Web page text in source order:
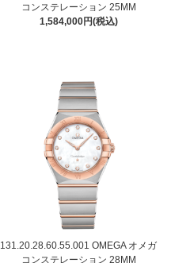
コンステレーション 25MM
1,584,000円(税込)
131.20.28.60.55.001 OMEGA オメガ
コンステレーション 28MM